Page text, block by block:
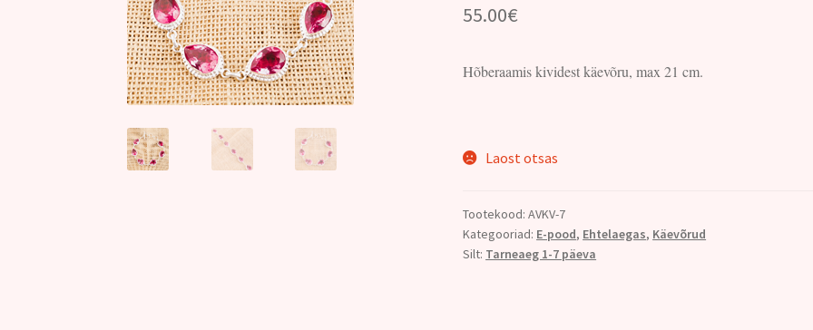
55.00€
Hõberaamis kividest käevõru, max 21 cm.
Laost otsas
Tootekood:AVKV-7
Kategooriad: E-pood, Ehtelaegas, Käevõrud
Silt: Tarneaeg 1-7 päeva